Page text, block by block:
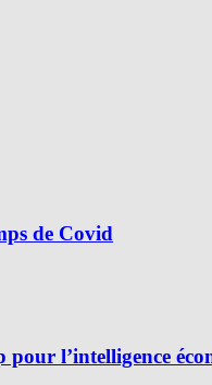
de Covid
pour l’intelligence